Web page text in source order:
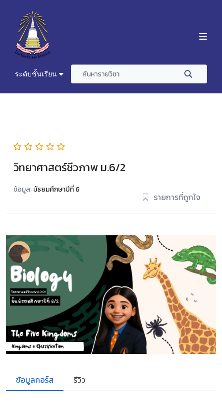
ระดับชั้นเรียน
วิทยาศาสตร์ชีวภาพ ม.6/2
ข้อมูล:มัธยมศึกษาปีที่ 6
รายการที่ถูกใจ
ข้อมูลคอร์ส รีวิว